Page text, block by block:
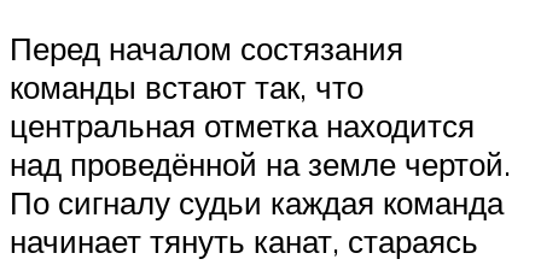
Перед началом состязания
команды встают так, что
центральная отметка находится
над проведённой на земле чертой.
По сигналу судьи каждая команда
начинает тянуть канат, стараясь